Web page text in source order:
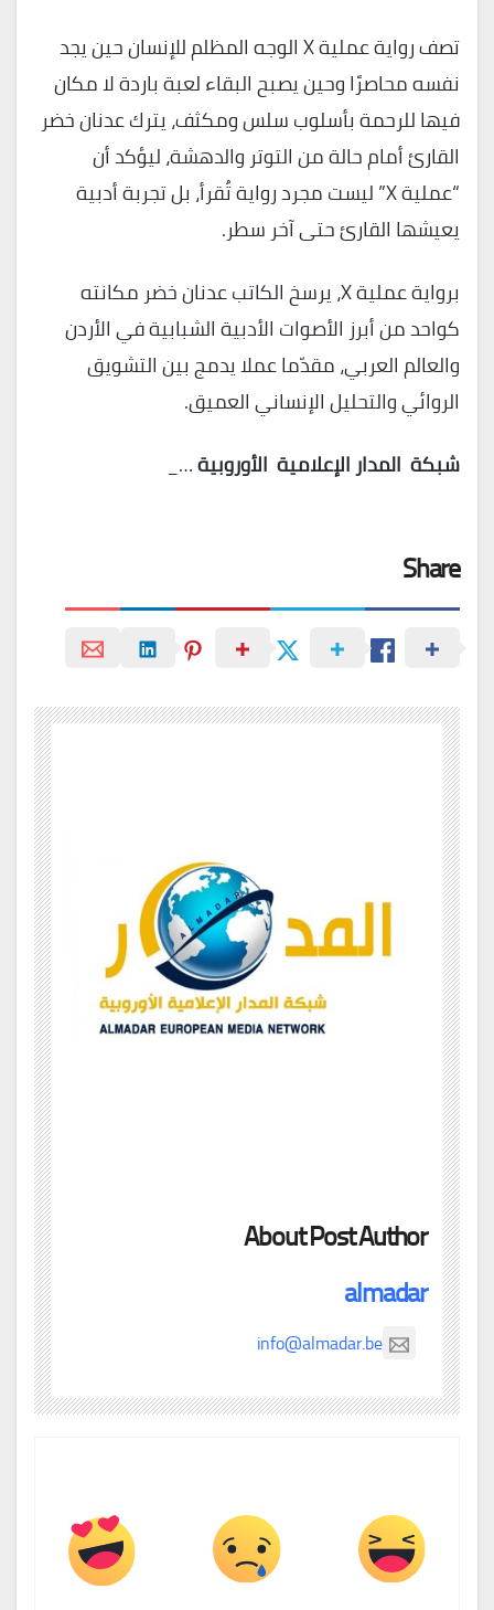
تصف رواية عملية X الوجه المظلم للإنسان حين يجد
نفسه محاصرًا وحين يصبح البقاء لعبة باردة لا مكان
فيها للرحمة بأسلوب سلس ومكثف، يترك عدنان خضر
القارئ أمام حالة من التوتر والدهشة، ليؤكد أن
“عملية X” ليست مجرد رواية تُقرأ، بل تجربة أدبية
يعيشها القارئ حتى آخر سطر.
برواية عملية X، يرسخ الكاتب عدنان خضر مكانته
كواحد من أبرز الأصوات الأدبية الشبابية في الأردن
والعالم العربي، مقدّما عملا يدمج بين التشويق
الروائي والتحليل الإنساني العميق.
شبكة المدارالإعلامية الأوروبية…_
Share
About Post Author
almadar
info@almadar.be